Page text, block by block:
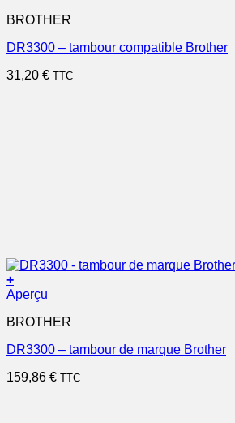
BROTHER
DR3300 – tambour compatible Brother
31,20 € TTC
+
Aperçu
BROTHER
DR3300 – tambour de marque Brother
159,86 € TTC